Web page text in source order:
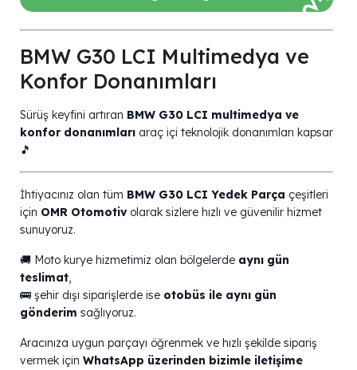
BMW G30 LCI Multimedya ve
Konfor Donanımları
Sürüş keyfini artıran BMW G30 LCI multimedya ve
konfor donanımları araç içi teknolojik donanımları kapsar
🎵
İhtiyacınız olan tüm BMW G30 LCI Yedek Parça çeşitleri
için OMR Otomotivolarak sizlere hızlı ve güvenilir hizmet
sunuyoruz.
🚚 Moto kurye hizmetimiz olan bölgelerde aynı gün
teslimat,
🚌 şehir dışı siparişlerde ise otobüs ile aynı gün
gönderim sağlıyoruz.
Aracınıza uygun parçayı öğrenmek ve hızlı şekilde sipariş
vermek için WhatsApp üzerinden bizimle iletişime